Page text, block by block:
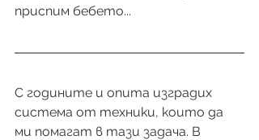
приспим бебето...
С годините и опита изградих
система от техники, които да
ми помагат в тази задача. В